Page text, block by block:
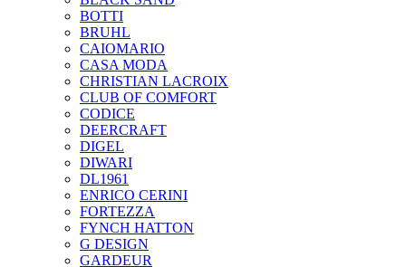
BOTTI
BRUHL
CAIOMARIO
CASA MODA
CHRISTIAN LACROIX
CLUB OF COMFORT
CODICE
DEERCRAFT
DIGEL
DIWARI
DL1961
ENRICO CERINI
FORTEZZA
FYNCH HATTON
G DESIGN
GARDEUR